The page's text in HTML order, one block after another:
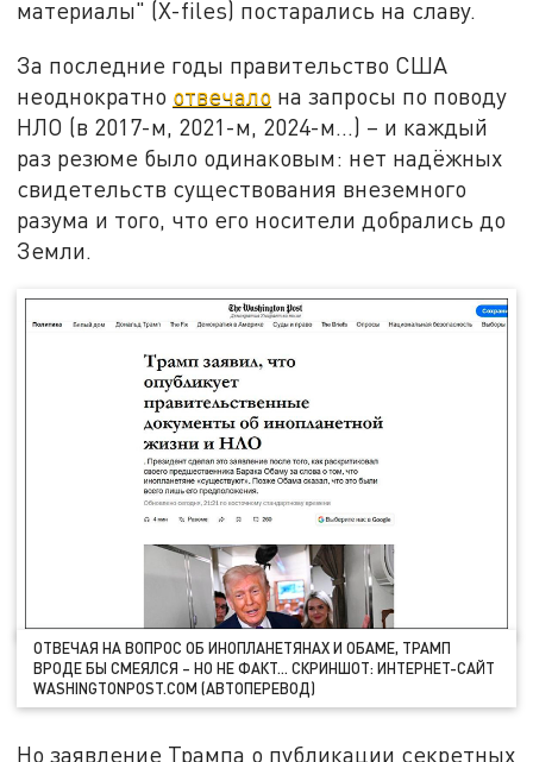
материалы" (X-files) постарались на славу.
За последние годы правительство США
неоднократно отвечало на запросы по поводу
НЛО (в 2017-м, 2021-м, 2024-м…) – и каждый
раз резюме было одинаковым: нет надёжных
свидетельств существования внеземного
разума и того, что его носители добрались до
Земли.
ОТВЕЧАЯ НА ВОПРОС ОБ ИНОПЛАНЕТЯНАХ И ОБАМЕ, ТРАМП
ВРОДЕ БЫ СМЕЯЛСЯ – НО НЕ ФАКТ… СКРИНШОТ: ИНТЕРНЕТ-САЙТ
WASHINGTONPOST.COM (АВТОПЕРЕВОД)
Но заявление Трампа о публикации секретных